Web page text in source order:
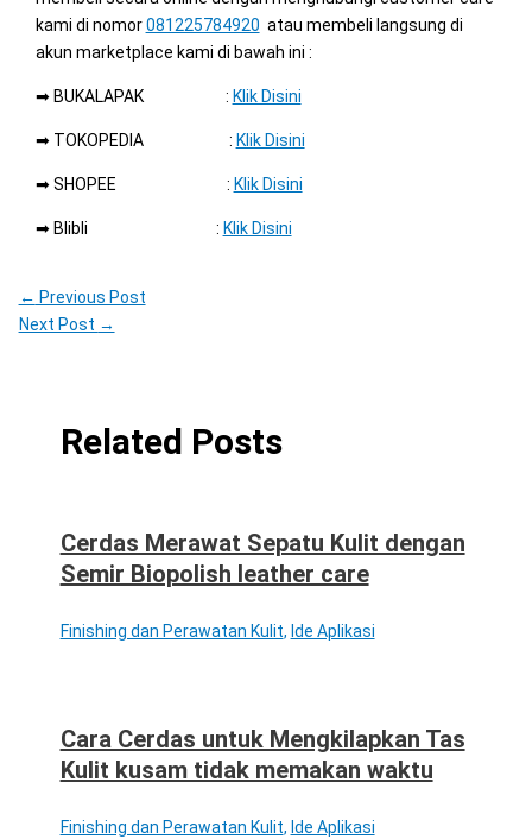
kami di nomor081225784920 atau membeli langsung di
akun marketplace kami di bawah ini :
➡ BUKALAPAK : Klik Disini
➡ TOKOPEDIA : Klik Disini
➡ SHOPEE : Klik Disini
➡ Blibli : Klik Disini
← Previous Post
Next Post →
Related Posts
Cerdas Merawat Sepatu Kulit dengan
Semir Biopolish leather care
Finishing dan Perawatan Kulit, Ide Aplikasi
Cara Cerdas untuk Mengkilapkan Tas
Kulit kusam tidak memakan waktu
Finishing dan Perawatan Kulit, Ide Aplikasi